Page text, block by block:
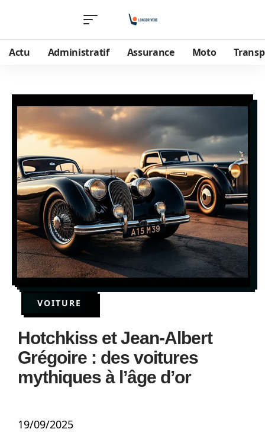
Actu Administratif Assurance Moto
VOITURE
Hotchkiss et Jean-Albert
Grégoire : des voitures
mythiques à l’âge d’or
19/09/2025